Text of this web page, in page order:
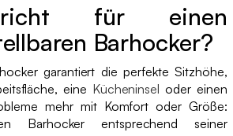
für einen
Barhocker?
garantiert die perfekte Sitzhöhe,
eine Kücheninsel oder einen
mehr mit Komfort oder Größe:
Barhocker entsprechend seiner